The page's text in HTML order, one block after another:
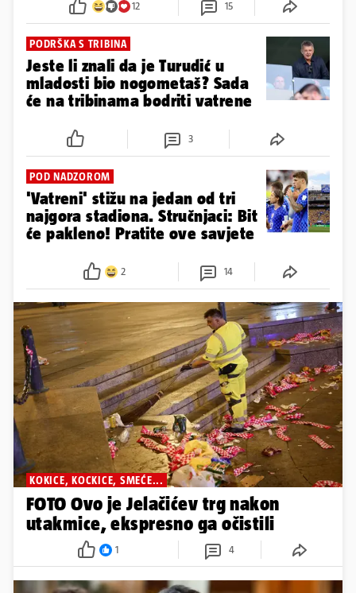
12 15
PODRŠKA S TRIBINA
Jeste li znali da je Turudić u
mladosti bio nogometaš? Sada
će na tribinama bodriti vatrene
3
POD NADZOROM
'Vatreni' stižu na jedan od tri
najgora stadiona. Stručnjaci: Bit
će pakleno! Pratite ove savjete
2 14
KOKICE, KOCKICE, SMEĆE...
FOTO Ovo je Jelačićev trg nakon
utakmice, ekspresno ga očistili
1 4